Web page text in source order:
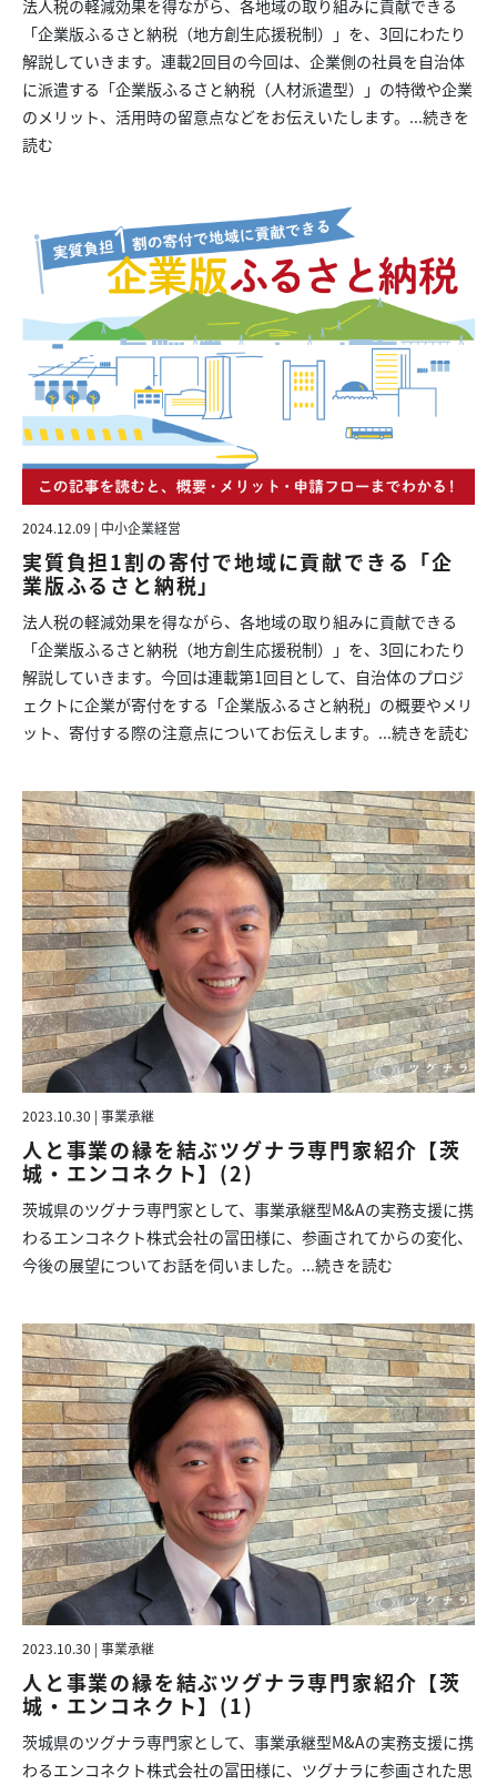
法人税の軽減効果を得ながら、各地域の取り組みに貢献できる
「企業版ふるさと納税（地方創生応援税制）」を、3回にわたり
解説していきます。連載2回目の今回は、企業側の社員を自治体
に派遣する「企業版ふるさと納税（人材派遣型）」の特徴や企業
のメリット、活用時の留意点などをお伝えいたします。...続きを
読む
2024.12.09 | 中小企業経営
実質負担1割の寄付で地域に貢献できる「企
業版ふるさと納税」
法人税の軽減効果を得ながら、各地域の取り組みに貢献できる
「企業版ふるさと納税（地方創生応援税制）」を、3回にわたり
解説していきます。今回は連載第1回目として、自治体のプロジ
ェクトに企業が寄付をする「企業版ふるさと納税」の概要やメリ
ット、寄付する際の注意点についてお伝えします。...続きを読む
2023.10.30 | 事業承継
人と事業の縁を結ぶツグナラ専門家紹介【茨
城・エンコネクト】(2)
茨城県のツグナラ専門家として、事業承継型M&Aの実務支援に携
わるエンコネクト株式会社の冨田様に、参画されてからの変化、
今後の展望についてお話を伺いました。...続きを読む
2023.10.30 | 事業承継
人と事業の縁を結ぶツグナラ専門家紹介【茨
城・エンコネクト】(1)
茨城県のツグナラ専門家として、事業承継型M&Aの実務支援に携
わるエンコネクト株式会社の冨田様に、ツグナラに参画された思